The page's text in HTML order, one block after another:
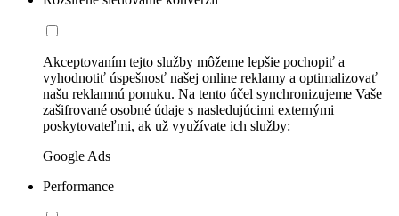
Akceptovaním tejto služby môžeme lepšie pochopiť a
vyhodnotiť úspešnosť našej online reklamy a optimalizovať
našu reklamnú ponuku. Na tento účel synchronizujeme Vaše
zašifrované osobné údaje s nasledujúcimi externými
poskytovateľmi, ak už využívate ich služby:
Google Ads
Performance